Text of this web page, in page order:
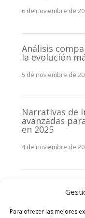
Para ofrecer las mejores
6 de noviembre de
Análisis
la evolución
5 de noviembre de
Narrativas de
avanzadas
en 2025
4 de noviembre de
stakeholders